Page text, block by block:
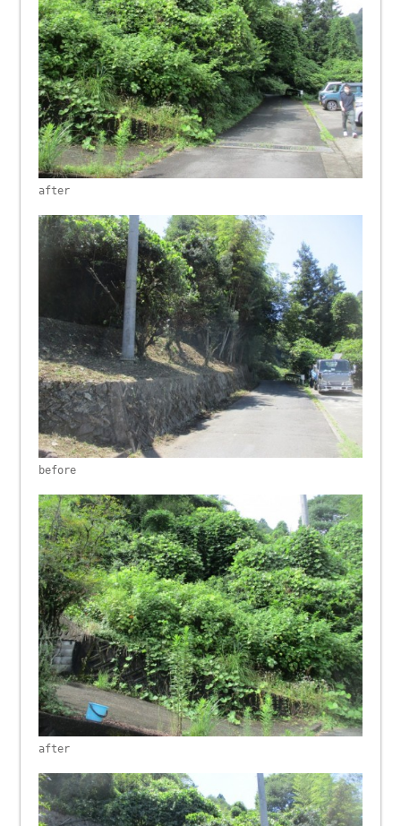
after
before
after